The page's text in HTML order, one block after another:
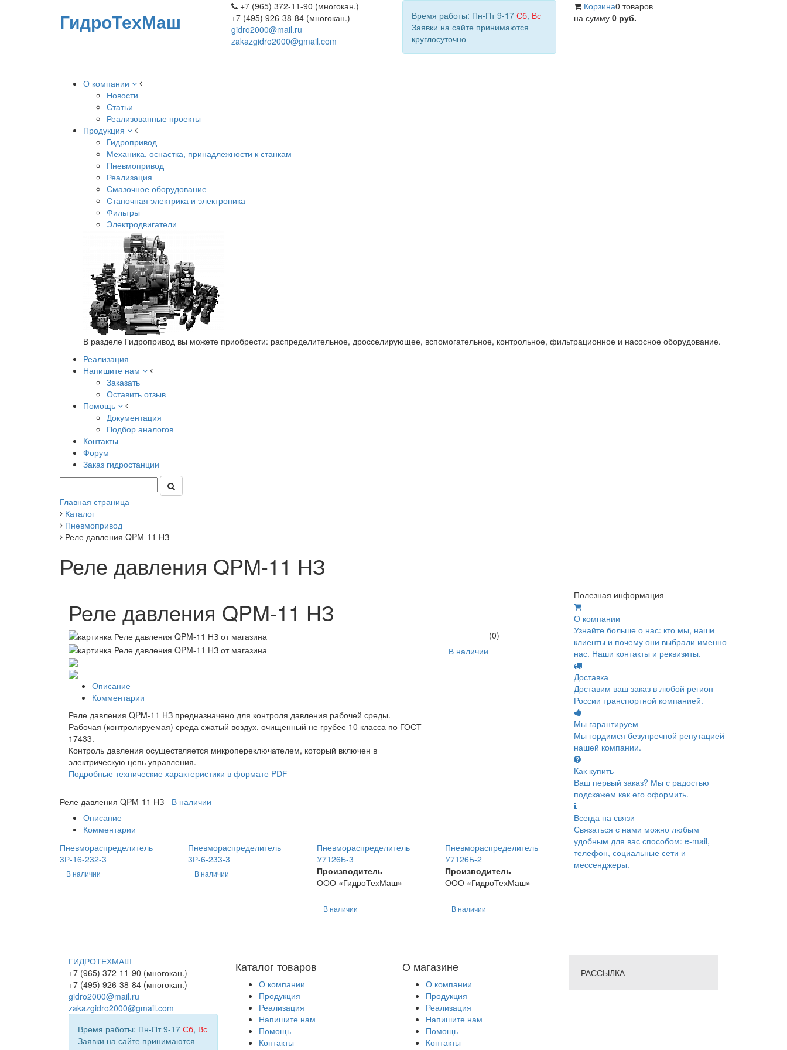
ГидроТехМаш
+7 (965) 372-11-90 (многокан.)
+7 (495) 926-38-84 (многокан.)
gidro2000@mail.ru
zakazgidro2000@gmail.com
Время работы: Пн-Пт 9-17 Сб, Вс
Заявки на сайте принимаются
круглосуточно
Корзина0 товаров
на сумму 0 руб.
О компании
Новости
Статьи
Реализованные проекты
Продукция
Гидропривод
Механика, оснастка, принадлежности к станкам
Пневмопривод
Реализация
Смазочное оборудование
Станочная электрика и электроника
Фильтры
Электродвигатели
В разделе Гидропривод вы можете приобрести: распределительное, дросселирующее, вспомогательное, контрольное, фильтрационное и насосное оборудование.
Реализация
Напишите нам
Заказать
Оставить отзыв
Помощь
Документация
Подбор аналогов
Контакты
Форум
Заказ гидростанции
Главная страница
Каталог
Пневмопривод
Реле давления QPM-11 НЗ
Реле давления QPM-11 НЗ
Реле давления QPM-11 НЗ
(0)
В наличии
Описание
Комментарии
Реле давления QPM-11 НЗ предназначено для контроля давления рабочей среды.
Рабочая (контролируемая) среда сжатый воздух, очищенный не грубее 10 класса по ГОСТ
17433.
Контроль давления осуществляется микропереключателем, который включен в
электрическую цепь управления.
Подробные технические характеристики в формате PDF
Реле давления QPM-11 НЗ
В наличии
Описание
Комментарии
Пневмораспределитель
3Р-16-232-3
В наличии
Пневмораспределитель
3Р-6-233-3
В наличии
Пневмораспределитель
У7126Б-3
Производитель
ООО «ГидроТехМаш»
В наличии
Пневмораспределитель
У7126Б-2
Производитель
ООО «ГидроТехМаш»
В наличии
Полезная информация
О компании
Узнайте больше о нас: кто мы, наши
клиенты и почему они выбрали именно
нас. Наши контакты и реквизиты.
Доставка
Доставим ваш заказ в любой регион
России транспортной компанией.
Мы гарантируем
Мы гордимся безупречной репутацией
нашей компании.
Как купить
Ваш первый заказ? Мы с радостью
подскажем как его оформить.
Всегда на связи
Связаться с нами можно любым
удобным для вас способом: e-mail,
телефон, социальные сети и
мессенджеры.
О магазине
О компании
Продукция
Реализация
Напишите нам
Помощь
Контакты
Каталог товаров
О компании
Продукция
Реализация
Напишите нам
Помощь
Контакты
РАССЫЛКА
ГИДРОТЕХМАШ
+7 (965) 372-11-90 (многокан.)
+7 (495) 926-38-84 (многокан.)
gidro2000@mail.ru
zakazgidro2000@gmail.com
Время работы: Пн-Пт 9-17 Сб, Вс
Заявки на сайте принимаются